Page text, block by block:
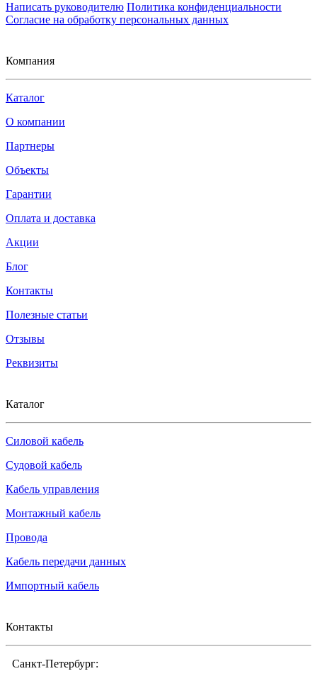
Написать руководителю Политика конфиденциальности
Согласие на обработку персональных данных
Компания
Каталог
О компании
Партнеры
Объекты
Гарантии
Оплата и доставка
Акции
Блог
Контакты
Полезные статьи
Отзывы
Реквизиты
Каталог
Силовой кабель
Судовой кабель
Кабель управления
Монтажный кабель
Провода
Кабель передачи данных
Импортный кабель
Контакты
Санкт-Петербург: